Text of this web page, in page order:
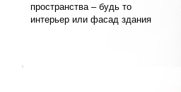
пространства – будь то
интерьер или фасад здания